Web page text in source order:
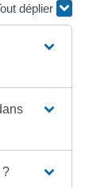
déplier
?